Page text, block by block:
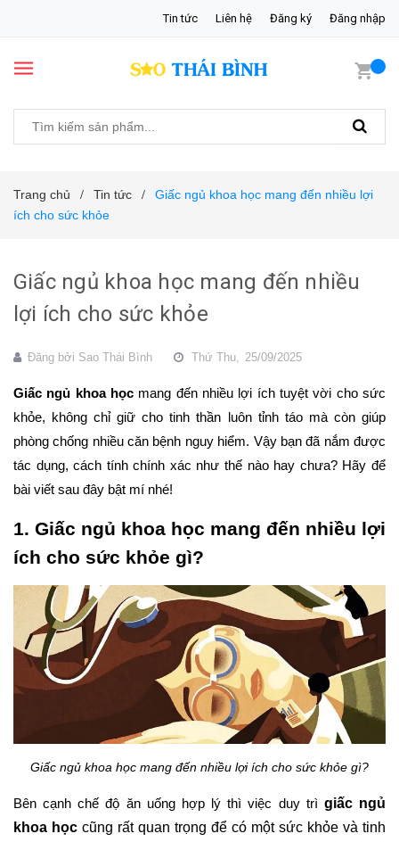
Tin tức Liên hệ Đăng ký Đăng nhập
Trang chủ / Tin tức /
Giấc ngủ khoa học mang đến nhiều lợi
ích cho sức khỏe
Giấc ngủ khoa học mang đến nhiều
lợi ích cho sức khỏe
Đăng bởi Sao Thái Bình Thứ Thu, 25/09/2025
Giấc ngủ khoa học mang đến nhiều lợi ích tuyệt vời cho sức
khỏe, không chỉ giữ cho tinh thần luôn tỉnh táo mà còn giúp
phòng chống nhiều căn bệnh nguy hiểm. Vậy bạn đã nắm được
tác dụng, cách tính chính xác như thế nào hay chưa? Hãy để
bài viết sau đây bật mí nhé!
1. Giấc ngủ khoa học mang đến nhiều lợi
ích cho sức khỏe gì?
Giấc ngủ khoa học mang đến nhiều lợi ích cho sức khỏe gì?
Bên cạnh chế độ ăn uống hợp lý thì việc duy trì giấc ngủ
khoa học cũng rất quan trọng để có một sức khỏe và tinh